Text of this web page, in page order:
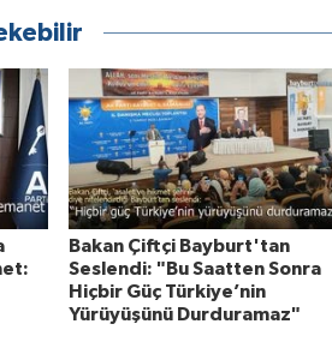
Bakan Çiftçi Bayburt'tan
Seslendi: "Bu Saatten Sonra
Hiçbir Güç Türkiye’nin
Yürüyüşünü Durduramaz"